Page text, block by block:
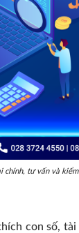
chính, tư vấn và kiểm
con số,